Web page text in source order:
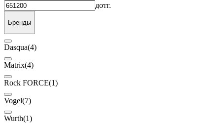
дотг.
Бренды
Dasqua(4)
Matrix(4)
Rock FORCE(1)
Vogel(7)
Wurth(1)